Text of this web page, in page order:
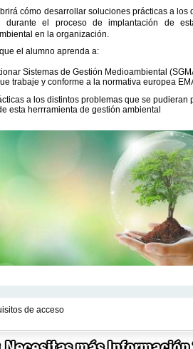
cómo desarrollar soluciones prácticas a los
durante el proceso de implantación de
en la organización.
el alumno aprenda a:
Sistemas de Gestión Medioambiental
trabaje y conforme a la normativa europea
a los distintos problemas que se pudieran
esta herrramienta de gestión ambiental
de acceso